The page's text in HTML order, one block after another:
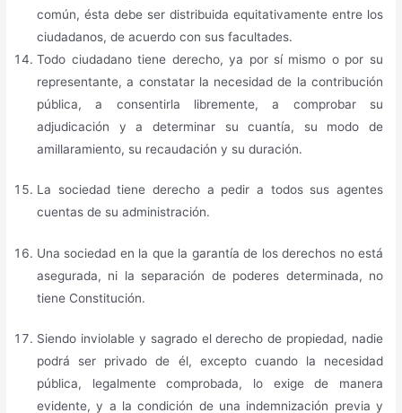
común, ésta debe ser distribuida equitativamente entre los
ciudadanos, de acuerdo con sus facultades.
Todo ciudadano tiene derecho, ya por sí mismo o por su
representante, a constatar la necesidad de la contribución
pública, a consentirla libremente, a comprobar su
adjudicación y a determinar su cuantía, su modo de
amillaramiento, su recaudación y su duración.
La sociedad tiene derecho a pedir a todos sus agentes
cuentas de su administración.
Una sociedad en la que la garantía de los derechos no está
asegurada, ni la separación de poderes determinada, no
tiene Constitución.
Siendo inviolable y sagrado el derecho de propiedad, nadie
podrá ser privado de él, excepto cuando la necesidad
pública, legalmente comprobada, lo exige de manera
evidente, y a la condición de una indemnización previa y